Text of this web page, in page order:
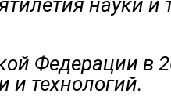
науки и
Федерации в
и технологий.